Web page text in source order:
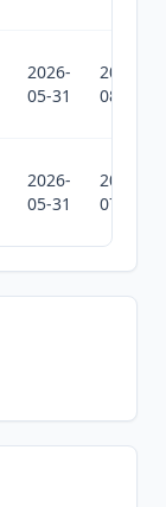
2026-
05-31
2026-
08-03
2026-
05-31
2026-
07-10